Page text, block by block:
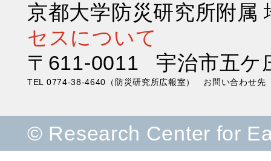
京都大学防災研究所附
セスについて
〒611-0011 宇治市五ケ
TEL 0774-38-4640（防災研究所広報室） お問い合わせ先
© Research Center for